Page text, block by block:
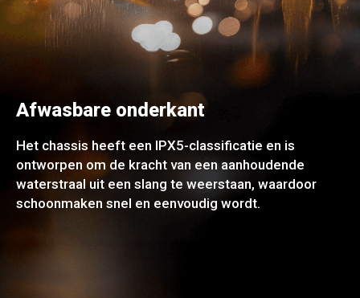
Afwasbare onderkant
Het chassis heeft een IPX5-classificatie en is
ontworpen om de kracht van een aanhoudende
waterstraal uit een slang te weerstaan, waardoor
schoonmaken snel en eenvoudig wordt.